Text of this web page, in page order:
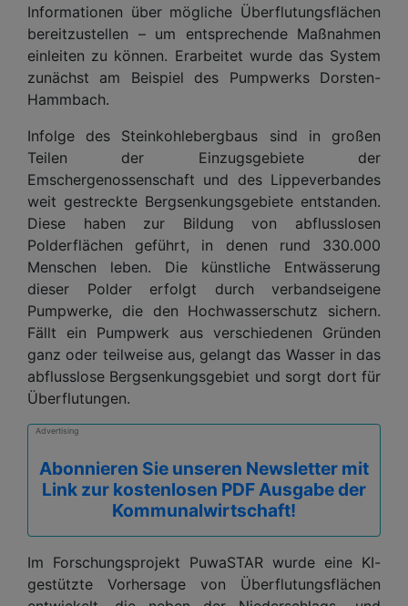
Informationen über mögliche Überflutungsflächen
bereitzustellen – um entsprechende Maßnahmen
einleiten zu können. Erarbeitet wurde das System
zunächst am Beispiel des Pumpwerks Dorsten-
Hammbach.
Infolge des Steinkohlebergbaus sind in großen
Teilen der Einzugsgebiete der
Emschergenossenschaft und des Lippeverbandes
weit gestreckte Bergsenkungsgebiete entstanden.
Diese haben zur Bildung von abflusslosen
Polderflächen geführt, in denen rund 330.000
Menschen leben. Die künstliche Entwässerung
dieser Polder erfolgt durch verbandseigene
Pumpwerke, die den Hochwasserschutz sichern.
Fällt ein Pumpwerk aus verschiedenen Gründen
ganz oder teilweise aus, gelangt das Wasser in das
abflusslose Bergsenkungsgebiet und sorgt dort für
Überflutungen.
Advertising
Abonnieren Sie unseren Newsletter mit
Link zur kostenlosen PDF Ausgabe der
Kommunalwirtschaft!
Im Forschungsprojekt PuwaSTAR wurde eine KI-
gestützte Vorhersage von Überflutungsflächen